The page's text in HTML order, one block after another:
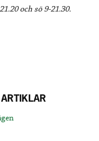
och sö 9-21.30.